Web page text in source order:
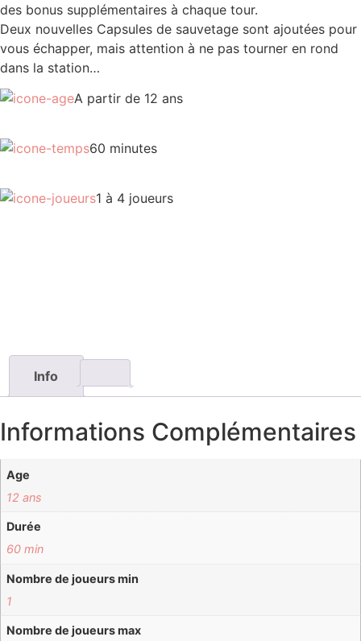
des bonus supplémentaires à chaque tour.
Deux nouvelles Capsules de sauvetage sont ajoutées pour
vous échapper, mais attention à ne pas tourner en rond
dans la station…
A partir de 12 ans
60 minutes
1 à 4 joueurs
Info
Informations Complémentaires
Age
12 ans
Durée
60 min
Nombre de joueurs min
1
Nombre de joueurs max